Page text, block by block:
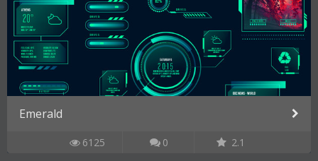
Emerald
6125 0 2.1